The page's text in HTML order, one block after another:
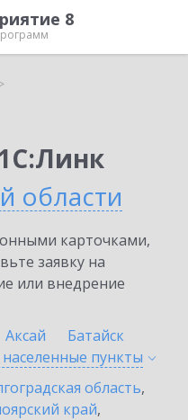
8
области
карточками,
заявку на
или внедрение
Аксай
Батайск
пункты
область,
край,